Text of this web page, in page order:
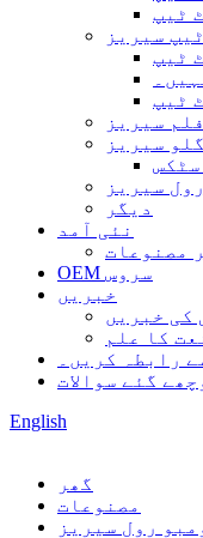
ٹیپ
سیریز
ٹیپ
ٹیپ
سیریز
سیریز
سیریز
دیگر
نئی آمد
مصنوعات
OEM سروس
خبریں
کی خبریں
کا علم
رابطہ کریں۔
گئے سوالات
English
گھر
مصنوعات
رول سیریز